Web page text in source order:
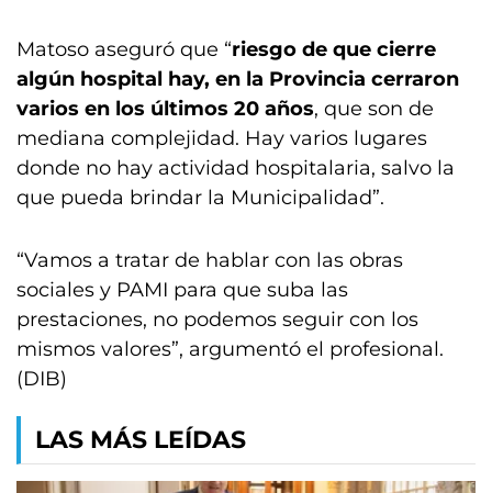
Matoso aseguró que “riesgo de que cierre
algún hospital hay, en la Provincia cerraron
varios en los últimos 20 años, que son de
mediana complejidad. Hay varios lugares
donde no hay actividad hospitalaria, salvo la
que pueda brindar la Municipalidad”.
“Vamos a tratar de hablar con las obras
sociales y PAMI para que suba las
prestaciones, no podemos seguir con los
mismos valores”, argumentó el profesional.
(DIB)
LAS MÁS LEÍDAS